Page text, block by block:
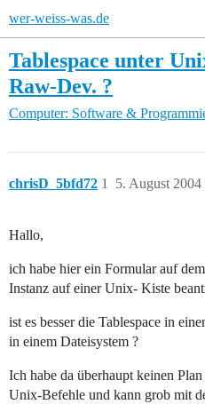
wer-weiss-was.de
Tablespace unter
Raw-Dev. ?
Computer: Software &
chrisD_5bfd72 5. August
1
Hallo,
ich habe hier ein Formular auf
Instanz auf einer Unix- Kiste
ist es besser die Tablespace in
in einem Dateisystem ?
Ich habe da überhaupt keinen
Unix-Befehle und kann grob mit